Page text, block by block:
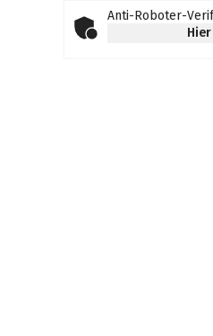
Anti-Roboter-